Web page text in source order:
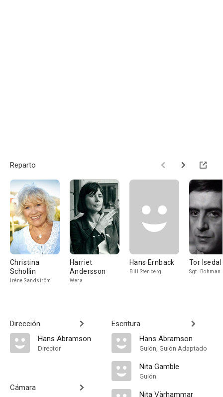
Reparto
Christina
Schollin
Iréne Sandström
Harriet
Andersson
Wera
Hans Ernback
Bill Stenberg
Tor Isedal
Sgt. Bohman
Dirección
Hans Abramson
Director
Cámara
Escritura
Hans Abramson
Guión, Guión Adaptado
Nita Gamble
Guión
Nita Värhammar